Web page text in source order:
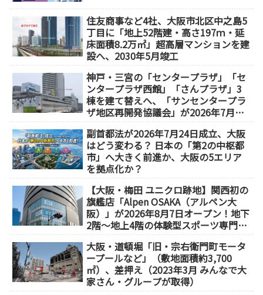
住友商事など4社、大阪市北区中之島5
丁目に「地上52階建・高さ197ｍ・延
床面積8.2万㎡」超高層マンションを建
設へ、2030年5月竣工
神戸・三宮の「センタープラザ」「セ
ンタープラザ西館」「さんプラザ」3
棟を建て替えへ、「サンセンタープラ
ザ地区再開発協議会」が2026年7月発
副首都法が2026年7月24日成立、大阪
はどう変わる？ 日本の「第2の中枢都
市」へ大きく前進か、大阪の5エリア
を拠点化か？
【大阪・梅田 ユニクロ跡地】関西初の
旗艦店「Alpen OSAKA（アルペン大
阪）」が2026年8月7日オープン！地下
2階～地上4階の体験型スポーツ専門店
大阪・道頓堀「旧・宗右衛門町モータ
ープールなど」（敷地面積約3,700
㎡）、差押え（2023年3月 みんなで大
家さん・グループが取得）